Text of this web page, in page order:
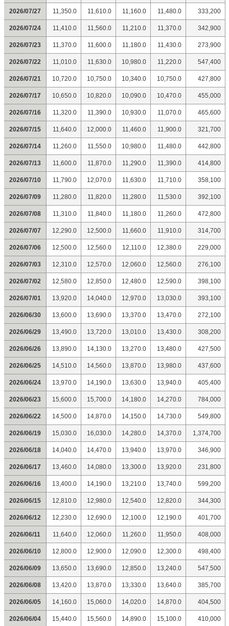
2026/07/27 11,350.0 11,610.0 11,160.0 11,480.0 333,200
2026/07/24 11,410.0 11,560.0 11,210.0 11,370.0 342,900
2026/07/23 11,370.0 11,600.0 11,180.0 11,430.0 273,900
2026/07/22 11,010.0 11,630.0 10,980.0 11,220.0 547,400
2026/07/21 10,720.0 10,750.0 10,340.0 10,750.0 427,800
2026/07/17 10,650.0 10,820.0 10,090.0 10,470.0 455,000
2026/07/16 11,320.0 11,390.0 10,930.0 11,070.0 465,600
2026/07/15 11,640.0 12,000.0 11,460.0 11,900.0 321,700
2026/07/14 11,260.0 11,550.0 10,980.0 11,480.0 442,800
2026/07/13 11,600.0 11,870.0 11,290.0 11,390.0 414,800
2026/07/10 11,790.0 12,070.0 11,630.0 11,710.0 358,100
2026/07/09 11,280.0 11,820.0 11,280.0 11,530.0 392,100
2026/07/08 11,310.0 11,840.0 11,180.0 11,260.0 472,800
2026/07/07 12,290.0 12,500.0 11,660.0 11,910.0 314,700
2026/07/06 12,500.0 12,560.0 12,110.0 12,380.0 229,000
2026/07/03 12,310.0 12,570.0 12,060.0 12,560.0 276,100
2026/07/02 12,580.0 12,850.0 12,480.0 12,590.0 398,100
2026/07/01 13,920.0 14,040.0 12,970.0 13,030.0 393,100
2026/06/30 13,600.0 13,690.0 13,370.0 13,470.0 272,100
2026/06/29 13,490.0 13,720.0 13,010.0 13,430.0 308,200
2026/06/26 13,890.0 14,130.0 13,270.0 13,480.0 427,500
2026/06/25 14,510.0 14,560.0 13,870.0 13,980.0 437,600
2026/06/24 13,970.0 14,190.0 13,630.0 13,940.0 405,400
2026/06/23 15,600.0 15,700.0 14,180.0 14,270.0 784,000
2026/06/22 14,500.0 14,870.0 14,150.0 14,730.0 549,800
2026/06/19 15,030.0 16,030.0 14,280.0 14,370.0 1,374,700
2026/06/18 14,040.0 14,470.0 13,940.0 13,970.0 346,900
2026/06/17 13,460.0 14,080.0 13,300.0 13,920.0 231,800
2026/06/16 13,400.0 14,190.0 13,210.0 13,740.0 599,200
2026/06/15 12,810.0 12,980.0 12,540.0 12,820.0 344,300
2026/06/12 12,230.0 12,690.0 12,100.0 12,190.0 401,700
2026/06/11 11,640.0 12,060.0 11,260.0 11,950.0 408,000
2026/06/10 12,800.0 12,900.0 12,090.0 12,300.0 498,400
2026/06/09 13,650.0 13,690.0 12,850.0 13,240.0 547,500
2026/06/08 13,420.0 13,870.0 13,330.0 13,640.0 385,700
2026/06/05 14,160.0 15,060.0 14,020.0 14,870.0 404,500
2026/06/04 15,440.0 15,560.0 14,890.0 15,100.0 410,000